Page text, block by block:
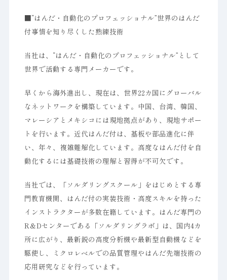
■“はんだ・自動化のプロフェッショナル”世界のはんだ
付事情を知り尽くした熟練技術
当社は、“はんだ・自動化のプロフェッショナル”として
世界で活動する専門メーカーです。
早くから海外進出し、現在は、世界22カ国にグローバル
なネットワークを構築しています。中国、台湾、韓国、
マレーシアとメキシコには現地拠点があり、現地サポー
トを行います。近代はんだ付は、基板や部品進化に伴
い、年々、複雑難解化しています。高度なはんだ付を自
動化するには基礎技術の理解と習得が不可欠です。
当社では、「ソルダリングスクール」をはじめとする専
門教育機関、はんだ付の実装技術・高度スキルを持った
インストラクターが多数在籍しています。はんだ専門の
R＆Dセンターである「ソルダリングラボ」は、国内4カ
所に広がり、最新鋭の高度分析機や最新型自動機などを
駆使し、ミクロレベルでの品質管理やはんだ先端技術の
応用研究などを行っています。